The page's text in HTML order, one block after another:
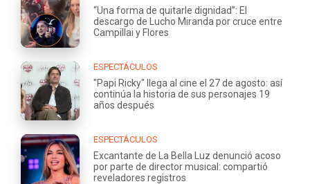
“Una forma de quitarle dignidad”: El
descargo de Lucho Miranda por cruce entre
Campillai y Flores
ESPECTÁCULOS
"Papi Ricky" llega al cine el 27 de agosto: así
continúa la historia de sus personajes 19
años después
ESPECTÁCULOS
Excantante de La Bella Luz denunció acoso
por parte de director musical: compartió
reveladores registros